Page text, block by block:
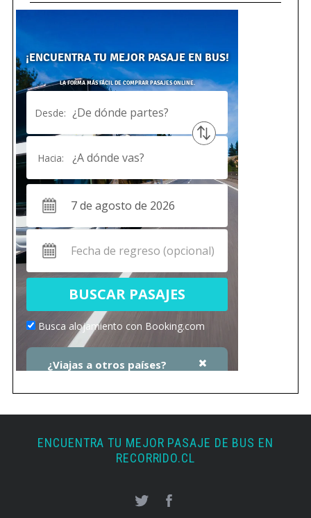
ENCUENTRA TU MEJOR PASAJE DE BUS EN
RECORRIDO.CL